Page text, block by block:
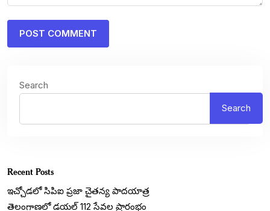
Search
Search
Recent Posts
ఇచ్చోడలో సిపిఐ ప్రజా చైతన్య పాదయాత్ర
తెలంగాణలో డయల్‌ 112 సేవల ప్రారంభం